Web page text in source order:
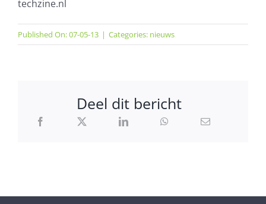
techzine.nl
Published On: 07-05-13 | Categories: nieuws
Deel dit bericht